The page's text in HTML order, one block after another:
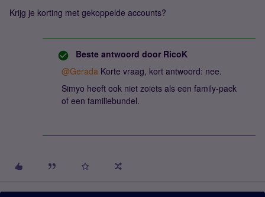
Krijg je korting met gekoppelde accounts?
Beste antwoord door RicoK
@Gerada Korte vraag, kort antwoord: nee.
Simyo heeft ook niet zoiets als een family-pack
of een familiebundel.